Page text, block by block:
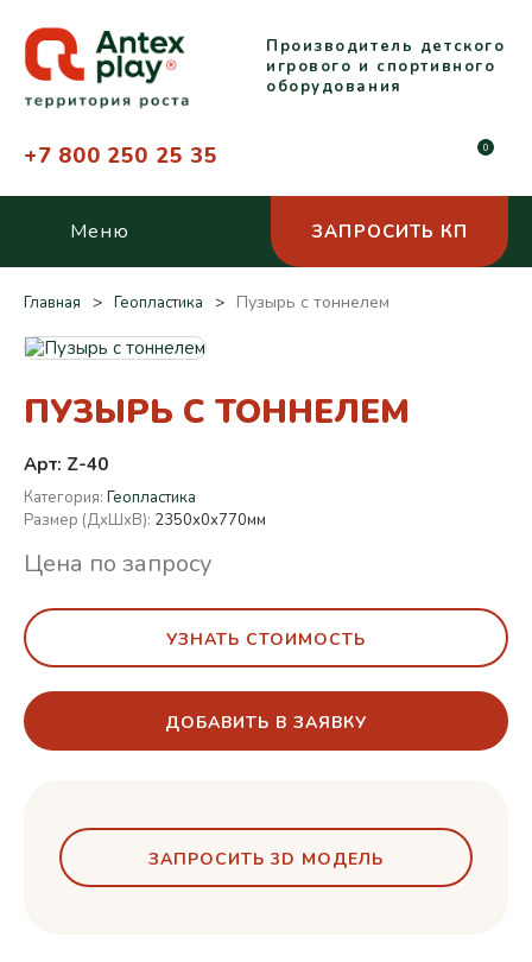
Производитель детского
игрового и спортивного
оборудования
+7 800 250 25 35 0
Меню ЗАПРОСИТЬ КП
Главная Геопластика Пузырь с тоннелем
ПУЗЫРЬ С ТОННЕЛЕМ
Арт: Z-40
Категория: Геопластика
Размер (ДхШхВ): 2350х0х770мм
Цена по запросу
УЗНАТЬ СТОИМОСТЬ
ДОБАВИТЬ В ЗАЯВКУ
ЗАПРОСИТЬ 3D МОДЕЛЬ